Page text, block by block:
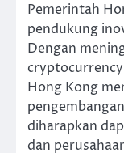
Pemerintah
pendukung
Dengan
Hong Kong
diharapkan
dan